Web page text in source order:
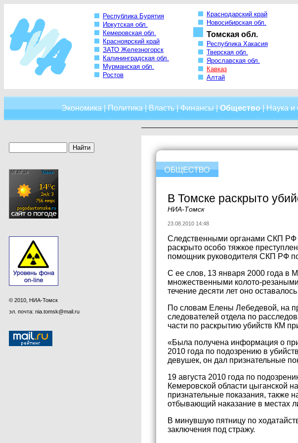
Республика Бурятия
Иркутская обл.
Кемеровская обл.
Красноярский край
ЗАТО Железногорск
Калининградская обл.
Мурманская обл.
Ростов
Краснодарский край
Новосибирская обл.
Томская обл.
Республика Хакасия
Тверская обл.
Ярославская обл.
Кавказ
Алтай
Экономика|Политика|Власть|Финансы|Общество|Наука и
© 2010, НИА-Томск
эл. почта: nia.tomsk@mail.ru
В Томске раскрыто
НИА-Томск
23.08.2010 14:48
Следственными органами СКП РФ
раскрыто особо тяжкое
помощник руководителя СКП РФ
С ее слов, 13 января 2000 года в
множественными колото-
течение десяти лет оно
По словам Елены Лебедевой, на
следователей отдела по
части по раскрытию убийств КМ
«Была получена информация о
2010 года по подозрению в
девушек, он дал признательные
19 августа 2010 года по
Кемеровской области цыганской
признательные показания, также
отбывающий наказание в местах
В минувшую пятницу по
заключения под стражу.